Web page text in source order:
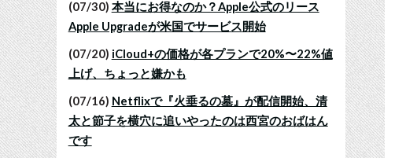
(07/30) 本当にお得なのか？Apple公式のリース
Apple Upgradeが米国でサービス開始
(07/20) iCloud+の価格が各プランで20%〜22%値
上げ、ちょっと嫌かも
(07/16) Netflixで『火垂るの墓』が配信開始、清
太と節子を横穴に追いやったのは西宮のおばはん
です